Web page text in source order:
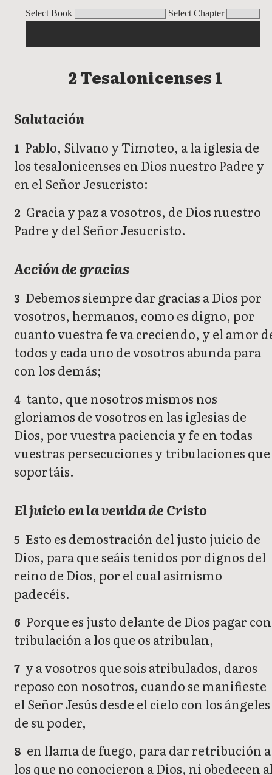
Select Book Select Chapter
2 Tesalonicenses 1 2 Tesalonicenses 2 2 Tesalonicenses 3
2 Tesalonicenses 1
Salutación
1 Pablo, Silvano y Timoteo, a la iglesia de
los tesalonicenses en Dios nuestro Padre y
en el Señor Jesucristo:
2 Gracia y paz a vosotros, de Dios nuestro
Padre y del Señor Jesucristo.
Acción de gracias
3 Debemos siempre dar gracias a Dios por
vosotros, hermanos, como es digno, por
cuanto vuestra fe va creciendo, y el amor
todos y cada uno de vosotros abunda para
con los demás;
4 tanto, que nosotros mismos nos
gloriamos de vosotros en las iglesias de
Dios, por vuestra paciencia y fe en todas
vuestras persecuciones y tribulaciones que
soportáis.
El juicio en la venida de Cristo
5 Esto es demostración del justo juicio de
Dios, para que seáis tenidos por dignos del
reino de Dios, por el cual asimismo
padecéis.
6 Porque es justo delante de Dios pagar con
tribulación a los que os atribulan,
7 y a vosotros que sois atribulados, daros
reposo con nosotros, cuando se manifieste
el Señor Jesús desde el cielo con los ángeles
de su poder,
8 en llama de fuego, para dar retribución a
los que no conocieron a Dios, ni obedecen